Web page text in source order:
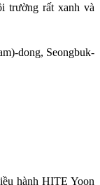
trường rất xanh và
dong, Seongbuk-
hành HITE Yoon